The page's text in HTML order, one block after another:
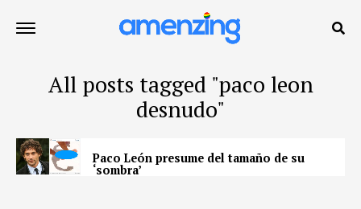
All posts tagged "paco leon
desnudo"
Paco León presume del tamaño de su
‘sombra’